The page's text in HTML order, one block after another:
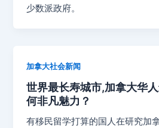
少数派政府。
加拿大社会新闻
世界最长寿城市,加拿大华
何非凡魅力？
有移民留学打算的国人在研究加